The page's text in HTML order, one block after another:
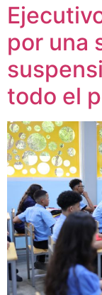
por una
todo el